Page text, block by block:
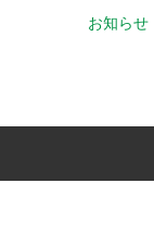
お知らせ